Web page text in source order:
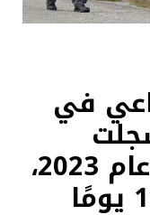
في
وتيرة قياسية في عام 2023،